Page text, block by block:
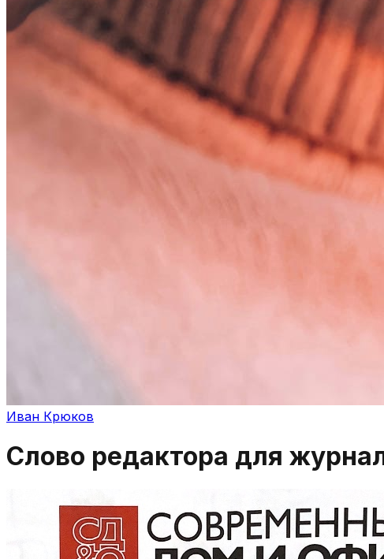
Иван Крюков
Слово редактора для